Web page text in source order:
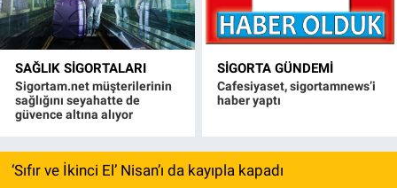
SAĞLIK SIGORTALARI
Sigortam.net müşterilerinin
sağlığını seyahatte de
güvence altına alıyor
SIGORTA GÜNDEMI
Cafesiyaset, sigortamnews’i
haber yaptı
‘Sıfır ve İkinci El’ Nisan’ı da kayıpla kapadı